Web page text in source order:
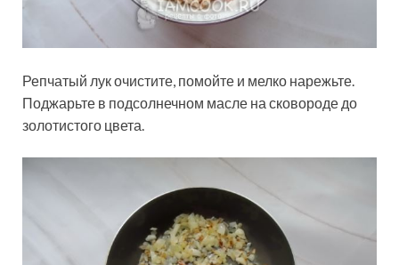
Репчатый лук очистите, помойте и мелко нарежьте.
Поджарьте в подсолнечном масле на сковороде до
золотистого цвета.